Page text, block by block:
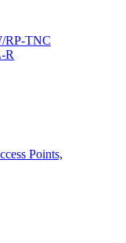
RP-TNC
R
Points,